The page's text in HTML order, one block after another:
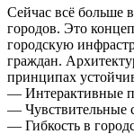
Сейчас всё больше
городов. Это
городскую
граждан.
принципах
— Интерактивные
— Чувствительные
— Гибкость в